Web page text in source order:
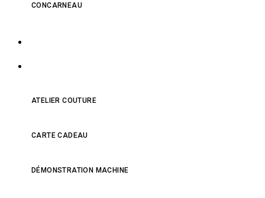
CONCARNEAU
ATELIER COUTURE
CARTE CADEAU
DÉMONSTRATION MACHINE